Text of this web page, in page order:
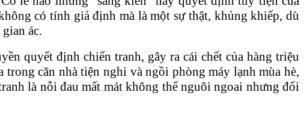
có tính giả định mà là một sự thật, khủng khiếp, dù
ác.
quyết định chiến tranh, gây ra cái chết của hàng triệu
căn nhà tiện nghi và ngồi phòng máy lạnh mùa hè,
là nỗi đau mất mát không thể nguôi ngoai nhưng đối